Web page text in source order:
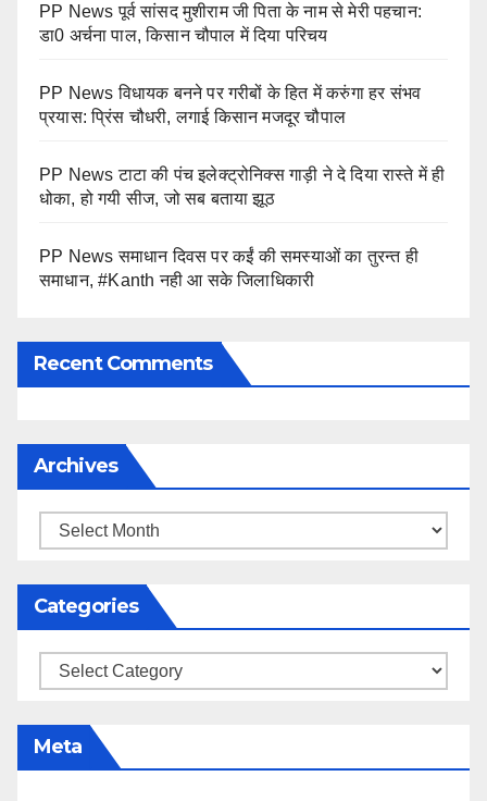
PP News पूर्व सांसद मुशीराम जी पिता के नाम से मेरी पहचान:
डा0 अर्चना पाल, किसान चौपाल में दिया परिचय
PP News विधायक बनने पर गरीबों के हित में करुंगा हर संभव
प्रयास: प्रिंस चौधरी, लगाई किसान मजदूर चौपाल
PP News टाटा की पंच इलेक्ट्रोनिक्स गाड़ी ने दे दिया रास्ते में ही
धोका, हो गयी सीज, जो सब बताया झूठ
PP News समाधान दिवस पर कईं की समस्याओं का तुरन्त ही
समाधान, #Kanth नही आ सके जिलाधिकारी
Recent Comments
Archives
Archives
Categories
Categories
Meta